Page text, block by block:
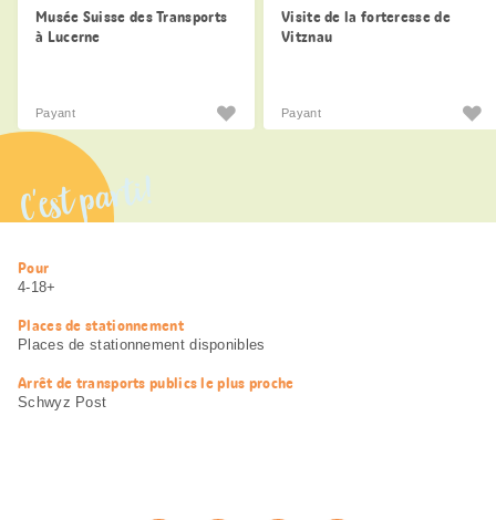
Musée Suisse des Transports
à Lucerne
Payant
Visite de la forteresse de
Vitznau
Payant
C'est parti!
Informations
utiles
Pour
4-18+
Places de stationnement
Places de stationnement disponibles
Arrêt de transports publics le plus proche
Schwyz Post